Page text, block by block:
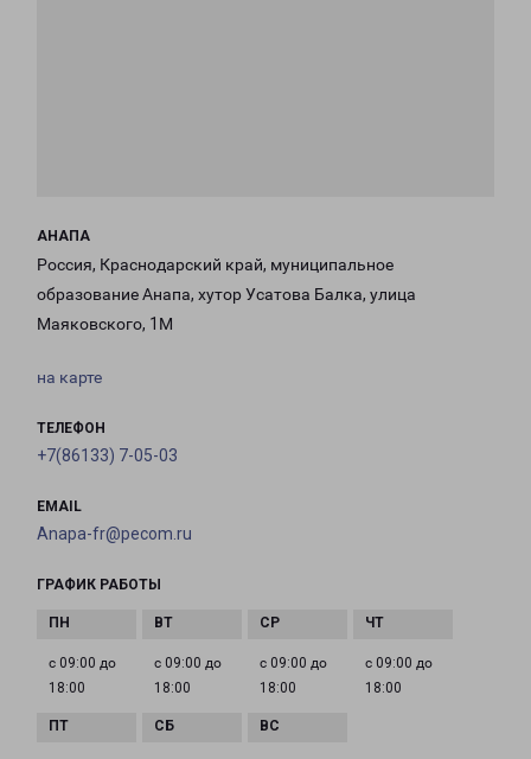
АНАПА
Россия, Краснодарский край, муниципальное
образование Анапа, хутор Усатова Балка, улица
Маяковского, 1М
на карте
ТЕЛЕФОН
+7(86133) 7-05-03
EMAIL
Anapa-fr@pecom.ru
ГРАФИК РАБОТЫ
с 09:00 до
18:00
с 09:00 до
18:00
с 09:00 до
18:00
с 09:00 до
18:00